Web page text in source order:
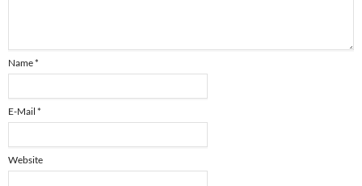
Name*
E-Mail *
Website